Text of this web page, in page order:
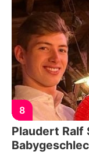
8
Plaudert Ralf